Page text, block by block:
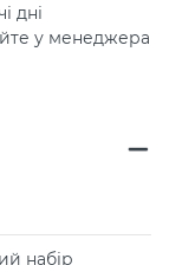
дні
у менеджера
набір